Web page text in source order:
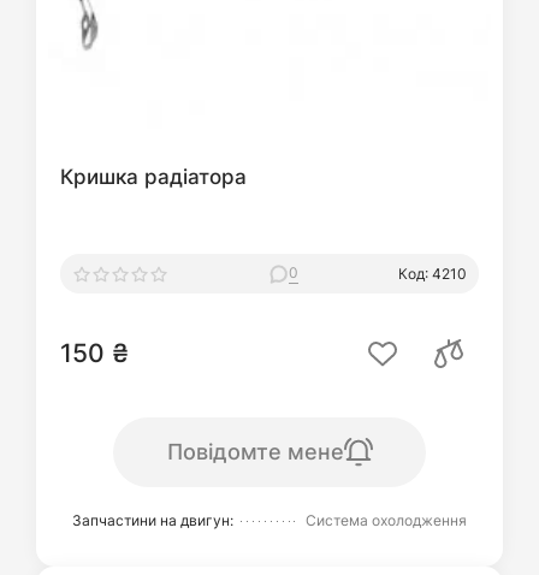
Кришка радіатора
0 Код: 4210
150 ₴
Повідомте мене
Запчастини на двигун: Система охолодження